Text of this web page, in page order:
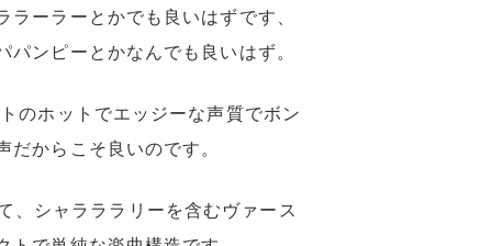
ーラーとかでも良いはずです、
ンピーとかなんでも良いはず。
のホットでエッジーな声質でボン
からこそ良いのです。
シャラララリーを含むヴァース